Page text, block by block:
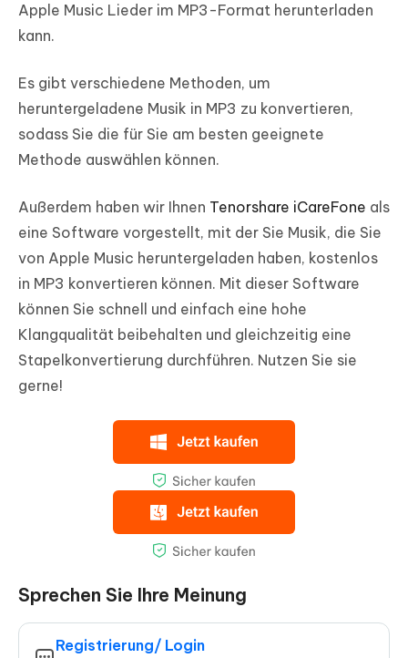
Apple Music Lieder im MP3-Format herunterladen
kann.
Es gibt verschiedene Methoden, um
heruntergeladene Musik in MP3 zu konvertieren,
sodass Sie die für Sie am besten geeignete
Methode auswählen können.
Außerdem haben wir Ihnen Tenorshare iCareFone als
eine Software vorgestellt, mit der Sie Musik, die Sie
von Apple Music heruntergeladen haben, kostenlos
in MP3 konvertieren können. Mit dieser Software
können Sie schnell und einfach eine hohe
Klangqualität beibehalten und gleichzeitig eine
Stapelkonvertierung durchführen. Nutzen Sie sie
gerne!
Sprechen Sie Ihre Meinung
Registrierung/ Login